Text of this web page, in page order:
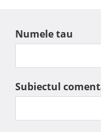
Numele tau
Subiectul